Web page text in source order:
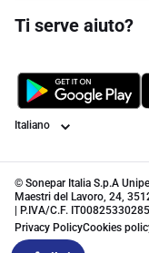
Ti serve aiuto?
Lingua
© Sonepar Italia S.p.A
Maestri del Lavoro, 24,
| P.IVA/C.F.
Privacy PolicyCookies